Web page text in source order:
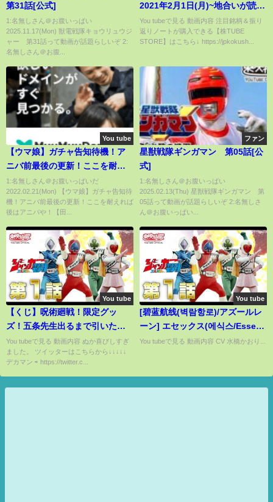
第31話[公式]
1:名無しさん＠お腹いっぱい
2025.11.17(Mon) 獣電戦隊キョウリュウジ
ャー 第31話って動画が話題らしいぞ 2:
名無しさん＠お腹...
2021年2月1日(月)~地合いが読み
辛い相場！！？~
You tubeで見る 動画内容 注目銘柄＆振り
返りノートが購入できる【株TUBE
STORE】はこちら↓ https://jpkokush...
You tube
【ウマ娘】ガチャ告知待機！ア
ニバ前最後の更新！ここを耐え
れば後はアニバや！【田中くぅ
すけ】#ウマ娘プリティダービー
1:名無しさん＠お腹いっぱいだ
2022.02.21(Mon) 【ウマ娘】ガチャ告知待
機！アニバ前最後の更新！ここを耐えれば
後はアニバや！【田...
ファン
星獣戦隊ギンガマン 第05話[公
式]
1:名無しさん＠お腹いっぱい
2025.02.13(Thu) 星獣戦隊ギンガマン 第
05話って動画が話題らしいぞ 2:名無しさ
ん＠お腹いっぱい...
You tube
【くじ】呪術廻戦！限定グッ
ズ！五条先生出るまで引いたら
奇跡起きちゃいました。（一番
くじ、呪術廻戦、オンラインく
You tubeで見る 動画内容 ぬか喜びしすぎ
ました。 ツイッターはこちらから↓↓↓↓↓
デカマン ⇨ https://twitter.c...
You tube
[碧蓝航线(벽람항로)/アズールレ
ーン] エセックス(에식스/Essex)
Voice
You tubeで見る 動画内容 CV 水橋かおり...